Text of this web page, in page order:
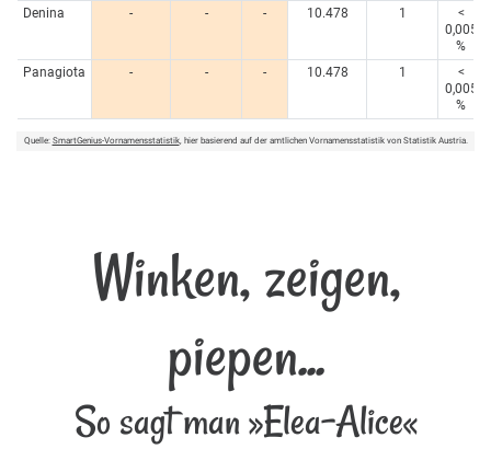
Denina
- - - 10.478 1
<
0,005
%
Panagiota
- - - 10.478 1
<
0,005
%
Quelle: SmartGenius-Vornamensstatistik, hier basierend auf der amtlichen Vornamensstatistik von Statistik Austria.
Winken, zeigen,
piepen...
So sagt man »Elea-Alice«